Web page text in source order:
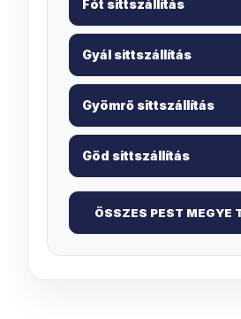
Fót sittszállítás
Gyál sittszállítás
Gyömrő sittszállítás
Göd sittszállítás
ÖSSZES PEST MEGYE